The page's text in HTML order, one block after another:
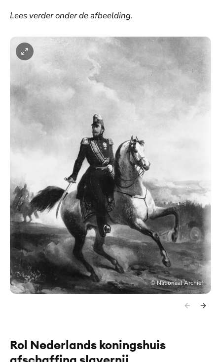
Lees verder onder de afbeelding.
©Nationaal Archief
Rol Nederlands koningshuis